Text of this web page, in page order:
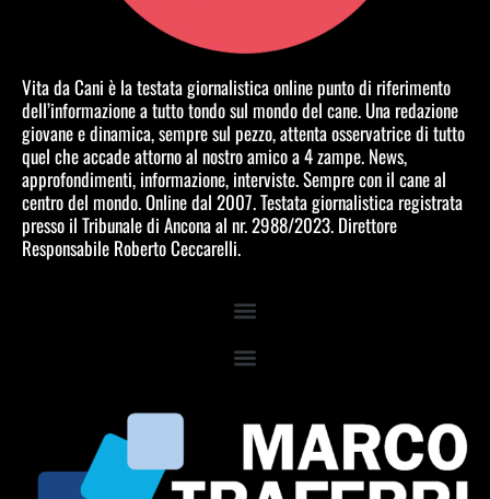
Vita da Cani è la testata giornalistica online punto di riferimento
dell’informazione a tutto tondo sul mondo del cane. Una redazione
giovane e dinamica, sempre sul pezzo, attenta osservatrice di tutto
quel che accade attorno al nostro amico a 4 zampe. News,
approfondimenti, informazione, interviste. Sempre con il cane al
centro del mondo. Online dal 2007. Testata giornalistica registrata
presso il Tribunale di Ancona al nr. 2988/2023. Direttore
Responsabile Roberto Ceccarelli.